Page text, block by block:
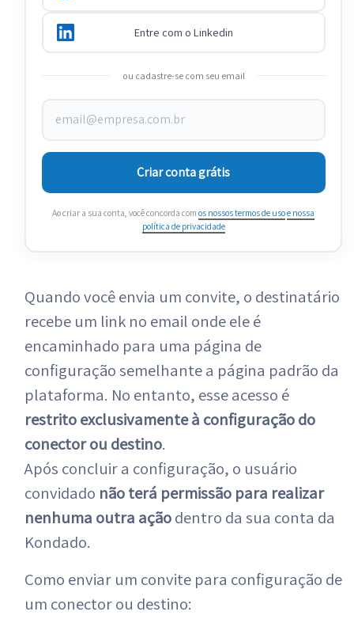
Entre com o Linkedin
ou cadastre-se com seu email
Criar conta grátis
Ao criar a sua conta, você concorda com os nossos termos de usoe nossa
política de privacidade
Quando você envia um convite, o destinatário
recebe um link no email onde ele é
encaminhado para uma página de
configuração semelhante a página padrão da
plataforma. No entanto, esse acesso é
restrito exclusivamente à configuração do
conector ou destino.
Após concluir a configuração, o usuário
convidado não terá permissão para realizar
nenhuma outra açãodentro da sua conta da
Kondado.
Como enviar um convite para configuração de
um conector ou destino: